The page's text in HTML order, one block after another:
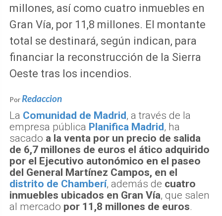
millones, así como cuatro inmuebles en
Gran Vía, por 11,8 millones. El montante
total se destinará, según indican, para
financiar la reconstrucción de la Sierra
Oeste tras los incendios.
Por Redaccion
La Comunidad de Madrid, a través de la
empresa pública Planifica Madrid, ha
sacado a la venta por un precio de salida
de 6,7 millones de euros el ático adquirido
por el Ejecutivo autonómico en el paseo
del General Martínez Campos, en el
distrito de Chamberí, además de cuatro
inmuebles ubicados en Gran Vía, que salen
al mercado por 11,8 millones de euros.